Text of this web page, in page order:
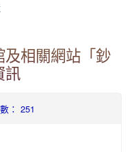
相關網站「鈔
訊
： 251